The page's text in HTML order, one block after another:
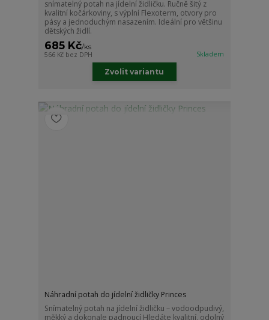
snímatelný potah na jídelní židličku. Ručně šitý z
kvalitní kočárkoviny, s výplní Flexoterm, otvory pro
pásy a jednoduchým nasazením. Ideální pro většinu
dětských židlí.
685 Kč/ks
566 Kč bez DPH Skladem
Zvolit variantu
Náhradní potah do jídelní židličky Princes
Snímatelný potah na jídelní židličku – vodoodpudivý,
měkký a dokonale padnoucí Hledáte kvalitní, odolný